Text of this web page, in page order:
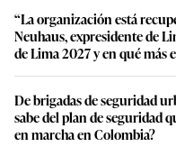
“La organización está
Neuhaus, expresidente de
de Lima 2027 y en qué más
De brigadas de seguridad
sabe del plan de seguridad
en marcha en Colombia?